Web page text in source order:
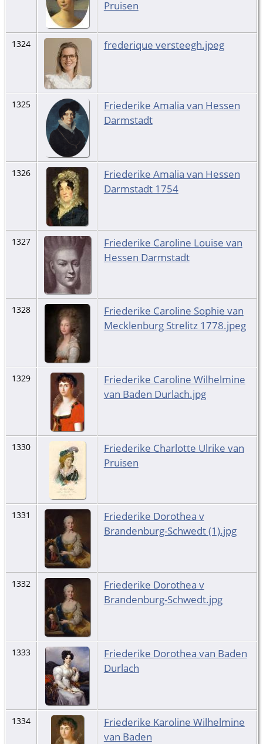
Pruisen
1324 frederique versteegh.jpeg
1325
Friederike Amalia van Hessen
Darmstadt
1326
Friederike Amalia van Hessen
Darmstadt 1754
1327
Friederike Caroline Louise van
Hessen Darmstadt
1328
Friederike Caroline Sophie van
Mecklenburg Strelitz 1778.jpeg
1329
Friederike Caroline Wilhelmine
van Baden Durlach.jpg
1330
Friederike Charlotte Ulrike van
Pruisen
1331
Friederike Dorothea v
Brandenburg-Schwedt (1).jpg
1332
Friederike Dorothea v
Brandenburg-Schwedt.jpg
1333
Friederike Dorothea van Baden
Durlach
1334
Friederike Karoline Wilhelmine
van Baden